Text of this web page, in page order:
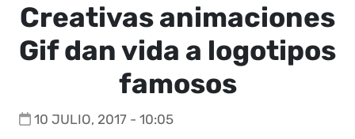
Creativas animaciones
Gif dan vida a logotipos
famosos
10 JULIO, 2017 - 10:05